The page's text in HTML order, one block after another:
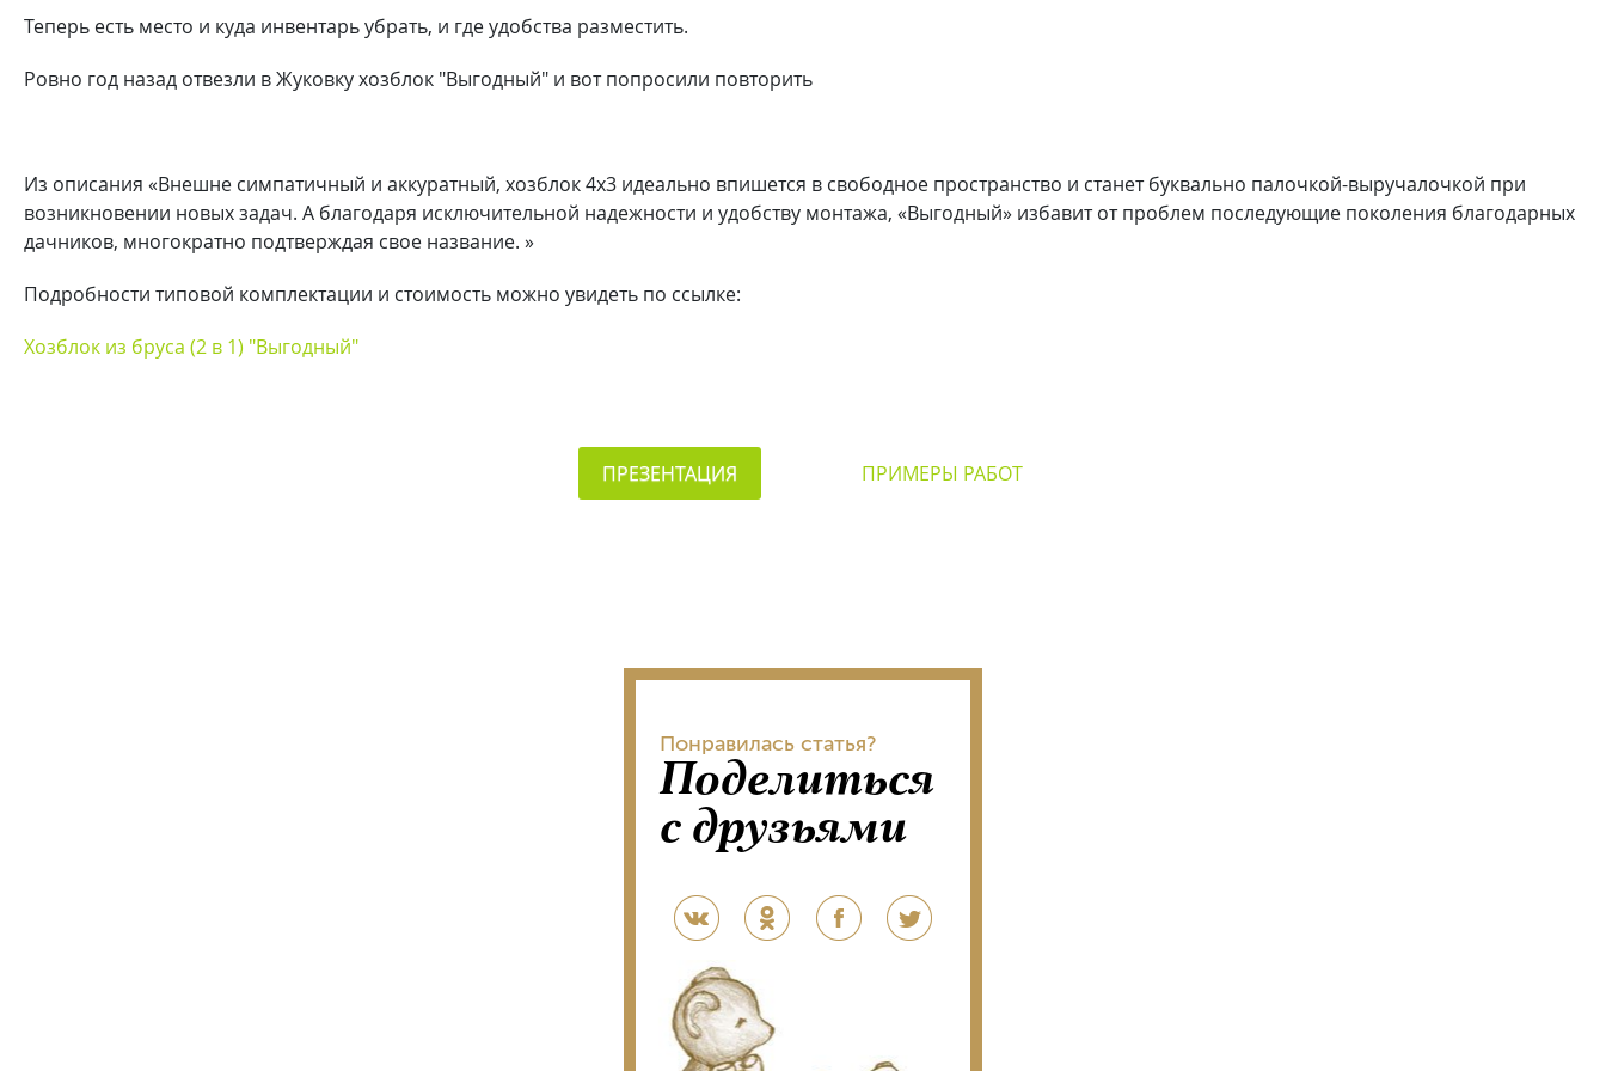
Теперь есть место и куда инвентарь убрать, и где удобства разместить.
Ровно год назад отвезли в Жуковку хозблок "Выгодный" и вот попросили повторить
Из описания «Внешне симпатичный и аккуратный, хозблок 4х3 идеально впишется в свободное пространство и станет буквально палочкой-выручалочкой при
возникновении новых задач. А благодаря исключительной надежности и удобству монтажа, «Выгодный» избавит от проблем последующие поколения благодарных
дачников, многократно подтверждая свое название. »
Подробности типовой комплектации и стоимость можно увидеть по ссылке:
Хозблок из бруса (2 в 1) "Выгодный"
ПРЕЗЕНТАЦИЯ ПРИМЕРЫ РАБОТ
Понравилась статья?
Поделиться
с друзьями